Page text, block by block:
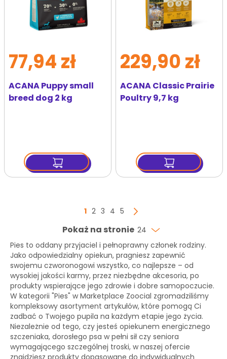
ACANA Puppy small
breed dog 2 kg
77,94 zł
ACANA Classic Prairie
Poultry 9,7 kg
229,90 zł
Strona
Aktualnie czytasz stronę
1 Strona
2 Strona
3 Strona
4 Strona
5
Pokaż na stronie 24
Pies to oddany przyjaciel i pełnoprawny członek rodziny.
Jako odpowiedzialny opiekun, pragniesz zapewnić
swojemu czworonogowi wszystko, co najlepsze – od
wysokiej jakości karmy, przez niezbędne akcesoria, po
produkty wspierające jego zdrowie i dobre samopoczucie.
W kategorii "Pies" w Marketplace Zoocial zgromadziliśmy
kompleksowy asortyment artykułów, które pomogą Ci
zadbać o Twojego pupila na każdym etapie jego życia.
Niezależnie od tego, czy jesteś opiekunem energicznego
szczeniaka, dorosłego psa w pełni sił czy seniora
wymagającego szczególnej troski, w naszej ofercie
znajdziesz produkty dopasowane do indywidualnych